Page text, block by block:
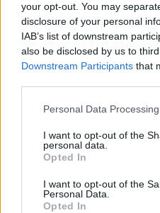
your opt-out. You may
disclosure of your personal
IAB’s list of downstream
also be disclosed by us to
Downstream Participants that
Please note that this website/
not limited to your visit or
grant or deny consent to
use your data for below
consent section.
Personal Data
I want to opt-out of the
personal data.
Opted In
I want to opt-out of the
Personal Data.
Opted In
Μετά την αυτοψία η
«Ο Τύμβος Καστά
μεγαλειώδες